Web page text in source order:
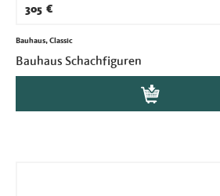
305 €
Bauhaus, Classic
Bauhaus Schachfiguren